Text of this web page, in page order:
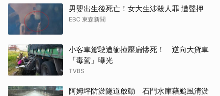
男嬰出生後死亡！女大生涉殺人罪 遭聲押
EBC 東森新聞
小客車駕駛遭衝撞壓扁慘死！ 逆向大貨車
「毒駕」曝光
TVBS
阿姆坪防淤隧道啟動 石門水庫藉颱風清淤